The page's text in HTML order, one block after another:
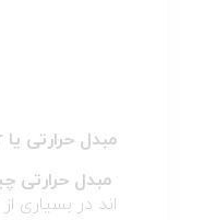
مبدل حرارتی یا heat exchanger چیست؟
مبدل حرارتی
اند در بسیاری